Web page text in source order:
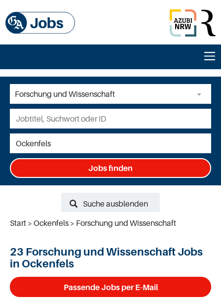
Jobs finden
Suche ausblenden
Start
Ockenfels Forschung und Wissenschaft
23 Forschung und Wissenschaft Jobs
in Ockenfels
Passende Jobs per E-Mail